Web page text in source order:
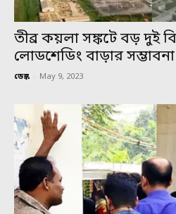
তীব্র কয়লা সঙ্কটে বড় দুই
লোডশেডিং বাড়ার সম্ভাবনা
ডেস্ক - May 9, 2023